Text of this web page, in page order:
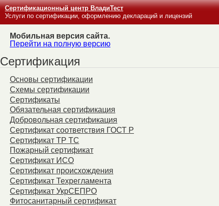
Сертификационный центр ВладиТест
Услуги по сертификации, оформлению деклараций и лицензий
Мобильная версия сайта.
Перейти на полную версию
Сертификация
Основы сертификации
Схемы сертификации
Сертификаты
Обязательная сертификация
Добровольная сертификация
Сертификат соответствия ГОСТ Р
Сертификат ТР ТС
Пожарный сертификат
Сертификат ИСО
Сертификат происхождения
Сертификат Техрегламента
Сертификат УкрСЕПРО
Фитосанитарный сертификат